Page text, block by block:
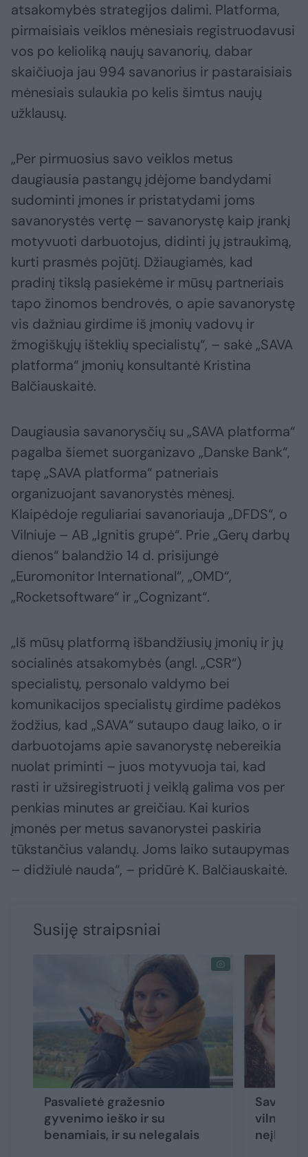
atsakomybės strategijos dalimi. Platforma,
pirmaisiais veiklos mėnesiais registruodavusi
vos po kelioliką naujų savanorių, dabar
skaičiuoja jau 994 savanorius ir pastaraisiais
mėnesiais sulaukia po kelis šimtus naujų
užklausų.
„Per pirmuosius savo veiklos metus
daugiausia pastangų įdėjome bandydami
sudominti įmones ir pristatydami joms
savanorystės vertę – savanorystę kaip įrankį
motyvuoti darbuotojus, didinti jų įstraukimą,
kurti prasmės pojūtį. Džiaugiamės, kad
pradinį tikslą pasiekėme ir mūsų partneriais
tapo žinomos bendrovės, o apie savanorystę
vis dažniau girdime iš įmonių vadovų ir
žmogiškųjų išteklių specialistų“, – sakė „SAVA
platforma“ įmonių konsultantė Kristina
Balčiauskaitė.
Daugiausia savanorysčių su „SAVA platforma“
pagalba šiemet suorganizavo „Danske Bank“,
tapę „SAVA platforma“ patneriais
organizuojant savanorystės mėnesį.
Klaipėdoje reguliariai savanoriauja „DFDS“, o
Vilniuje – AB „Ignitis grupė“. Prie „Gerų darbų
dienos“ balandžio 14 d. prisijungė
„Euromonitor International“, „OMD“,
„Rocketsoftware“ ir „Cognizant“.
„Iš mūsų platformą išbandžiusių įmonių ir jų
socialinės atsakomybės (angl. „CSR“)
specialistų, personalo valdymo bei
komunikacijos specialistų girdime padėkos
žodžius, kad „SAVA“ sutaupo daug laiko, o ir
darbuotojams apie savanorystę nebereikia
nuolat priminti – juos motyvuoja tai, kad
rasti ir užsiregistruoti į veiklą galima vos per
penkias minutes ar greičiau. Kai kurios
įmonės per metus savanorystei paskiria
tūkstančius valandų. Joms laiko sutaupymas
– didžiulė nauda“, – pridūrė K. Balčiauskaitė.
Susiję straipsniai
Pasvalietė gražesnio
gyvenimo ieško ir su
benamiais, ir su nelegalais
vilnietė